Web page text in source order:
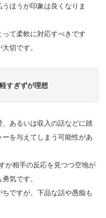
ほうが印象は良くなりま
て柔軟に対応すべきです
切です。
すぎずが理想
あるいは収入の話などに踏
を与えてしまう可能性があ
が相手の反応を見つつ空地が
気です。
ですが、下品な話や愚痴も